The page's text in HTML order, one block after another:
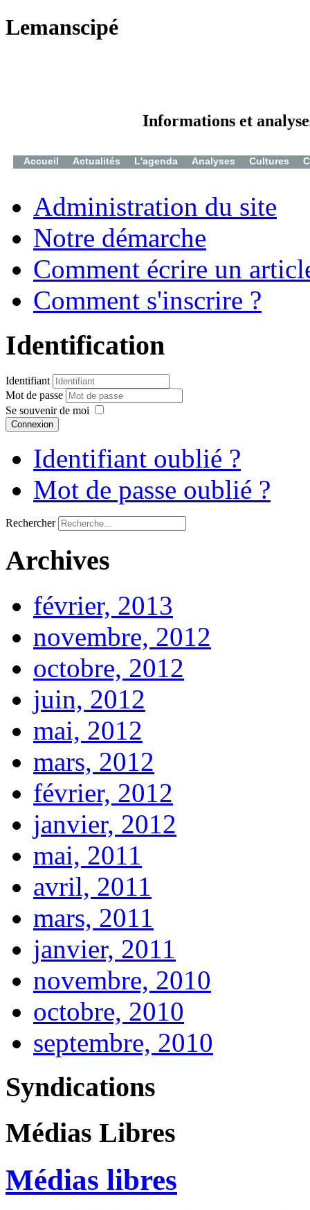
Lemanscipé
Informations et
Accueil Actualités L'agenda Analyses Cultures
Administration du site
Notre démarche
Comment écrire un
Comment s'inscrire ?
Identification
Identifiant
Mot de passe
Se souvenir de moi
Connexion
Identifiant oublié ?
Mot de passe oublié ?
Rechercher
Archives
février, 2013
novembre, 2012
octobre, 2012
juin, 2012
mai, 2012
mars, 2012
février, 2012
janvier, 2012
mai, 2011
avril, 2011
mars, 2011
janvier, 2011
novembre, 2010
octobre, 2010
septembre, 2010
Syndications
Médias Libres
Médias libres